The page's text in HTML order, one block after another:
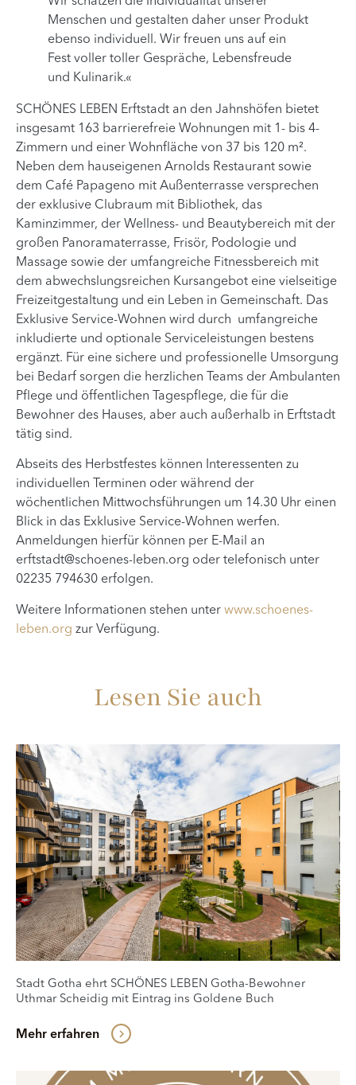
Menschen und gestalten daher unser Produkt
ebenso individuell. Wir freuen uns auf ein
Fest voller toller Gespräche, Lebensfreude
und Kulinarik.«
SCHÖNES LEBEN Erftstadt an den Jahnshöfen bietet
insgesamt 163 barrierefreie Wohnungen mit 1- bis 4-
Zimmern und einer Wohnfläche von 37 bis 120 m².
Neben dem hauseigenen Arnolds Restaurant sowie
dem Café Papageno mit Außenterrasse versprechen
der exklusive Clubraum mit Bibliothek, das
Kaminzimmer, der Wellness- und Beautybereich mit der
großen Panoramaterrasse, Frisör, Podologie und
Massage sowie der umfangreiche Fitnessbereich mit
dem abwechslungsreichen Kursangebot eine vielseitige
Freizeitgestaltung und ein Leben in Gemeinschaft. Das
Exklusive Service-Wohnen wird durch umfangreiche
inkludierte und optionale Serviceleistungen bestens
ergänzt. Für eine sichere und professionelle Umsorgung
bei Bedarf sorgen die herzlichen Teams der Ambulanten
Pflege und öffentlichen Tagespflege, die für die
Bewohner des Hauses, aber auch außerhalb in Erftstadt
tätig sind.
Abseits des Herbstfestes können Interessenten zu
individuellen Terminen oder während der
wöchentlichen Mittwochsführungen um 14.30 Uhr einen
Blick in das Exklusive Service-Wohnen werfen.
Anmeldungen hierfür können per E-Mail an
erftstadt@schoenes-leben.org oder telefonisch unter
02235 794630 erfolgen.
Weitere Informationen stehen unter www.schoenes-
leben.org zur Verfügung.
Lesen Sie auch
Stadt Gotha ehrt SCHÖNES LEBEN Gotha-Bewohner
Uthmar Scheidig mit Eintrag ins Goldene Buch
Mehr erfahren